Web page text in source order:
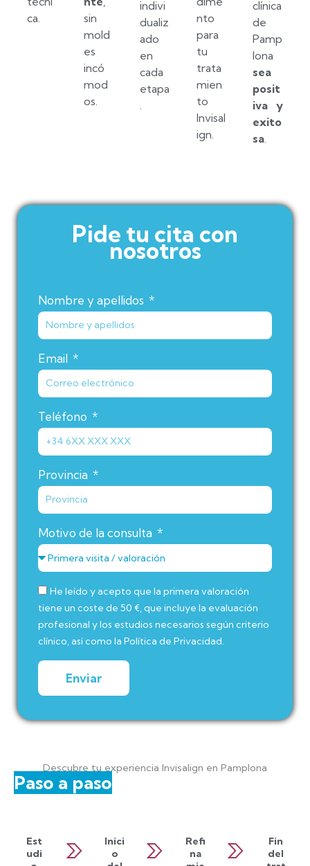
ca.
sin
mold
es
incó
mod
os.
indivi
dualiz
ado
en
cada
etapa
nto
para
tu
trata
mien
to
Invisal
ign.
clínica
de
Pamp
lona
sea
posit
iva y
exito
sa
Pide tu cita con
nosotros
Nombre y apellidos
Email
Teléfono
Provincia
Motivo de la consulta
He leído y acepto que la primera valoración
tiene un coste de 50 €, que incluye la evaluación
profesional y los estudios necesarios según criterio
clínico, así como la Política de Privacidad.
Enviar
Descubre tu experiencia Invisalign en Pamplona
Paso a paso
Est
udi
>
Inici
o
>
Refi
na
>
Fin
del